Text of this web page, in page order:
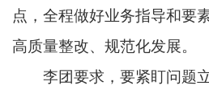
点，全程做好业务指导和要
高质量整改、规范化发展。
李团要求，要紧盯问题